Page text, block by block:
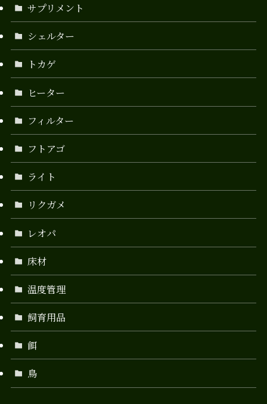
サプリメント
シェルター
トカゲ
ヒーター
フィルター
フトアゴ
ライト
リクガメ
レオパ
床材
温度管理
飼育用品
餌
鳥